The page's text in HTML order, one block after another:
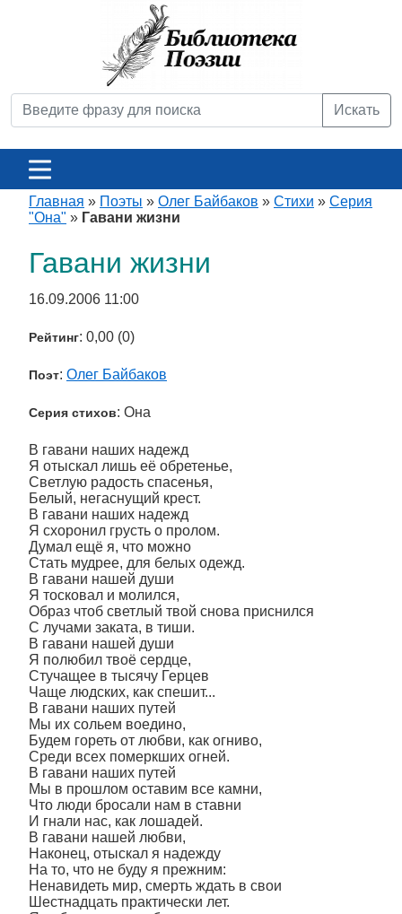
Искать
Главная » Поэты » Олег Байбаков » Стихи » Серия
"Она" » Гавани жизни
Гавани жизни
16.09.2006 11:00
Рейтинг: 0,00 (0)
Поэт: Олег Байбаков
Серия стихов: Она
В гавани наших надежд
Я отыскал лишь её обретенье,
Светлую радость спасенья,
Белый, негаснущий крест.
В гавани наших надежд
Я схоронил грусть о пролом.
Думал ещё я, что можно
Стать мудрее, для белых одежд.
В гавани нашей души
Я тосковал и молился,
Образ чтоб светлый твой снова приснился
С лучами заката, в тиши.
В гавани нашей души
Я полюбил твоё сердце,
Стучащее в тысячу Герцев
Чаще людских, как спешит...
В гавани наших путей
Мы их сольем воедино,
Будем гореть от любви, как огниво,
Среди всех померкших огней.
В гавани наших путей
Мы в прошлом оставим все камни,
Что люди бросали нам в ставни
И гнали нас, как лошадей.
В гавани нашей любви,
Наконец, отыскал я надежду
На то, что не буду я прежним:
Ненавидеть мир, смерть ждать в свои
Шестнадцать практически лет.